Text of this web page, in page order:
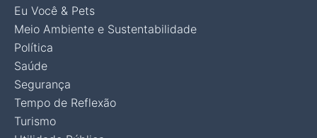
Eu Você & Pets
Meio Ambiente e Sustentabilidade
Política
Saúde
Segurança
Tempo de Reflexão
Turismo